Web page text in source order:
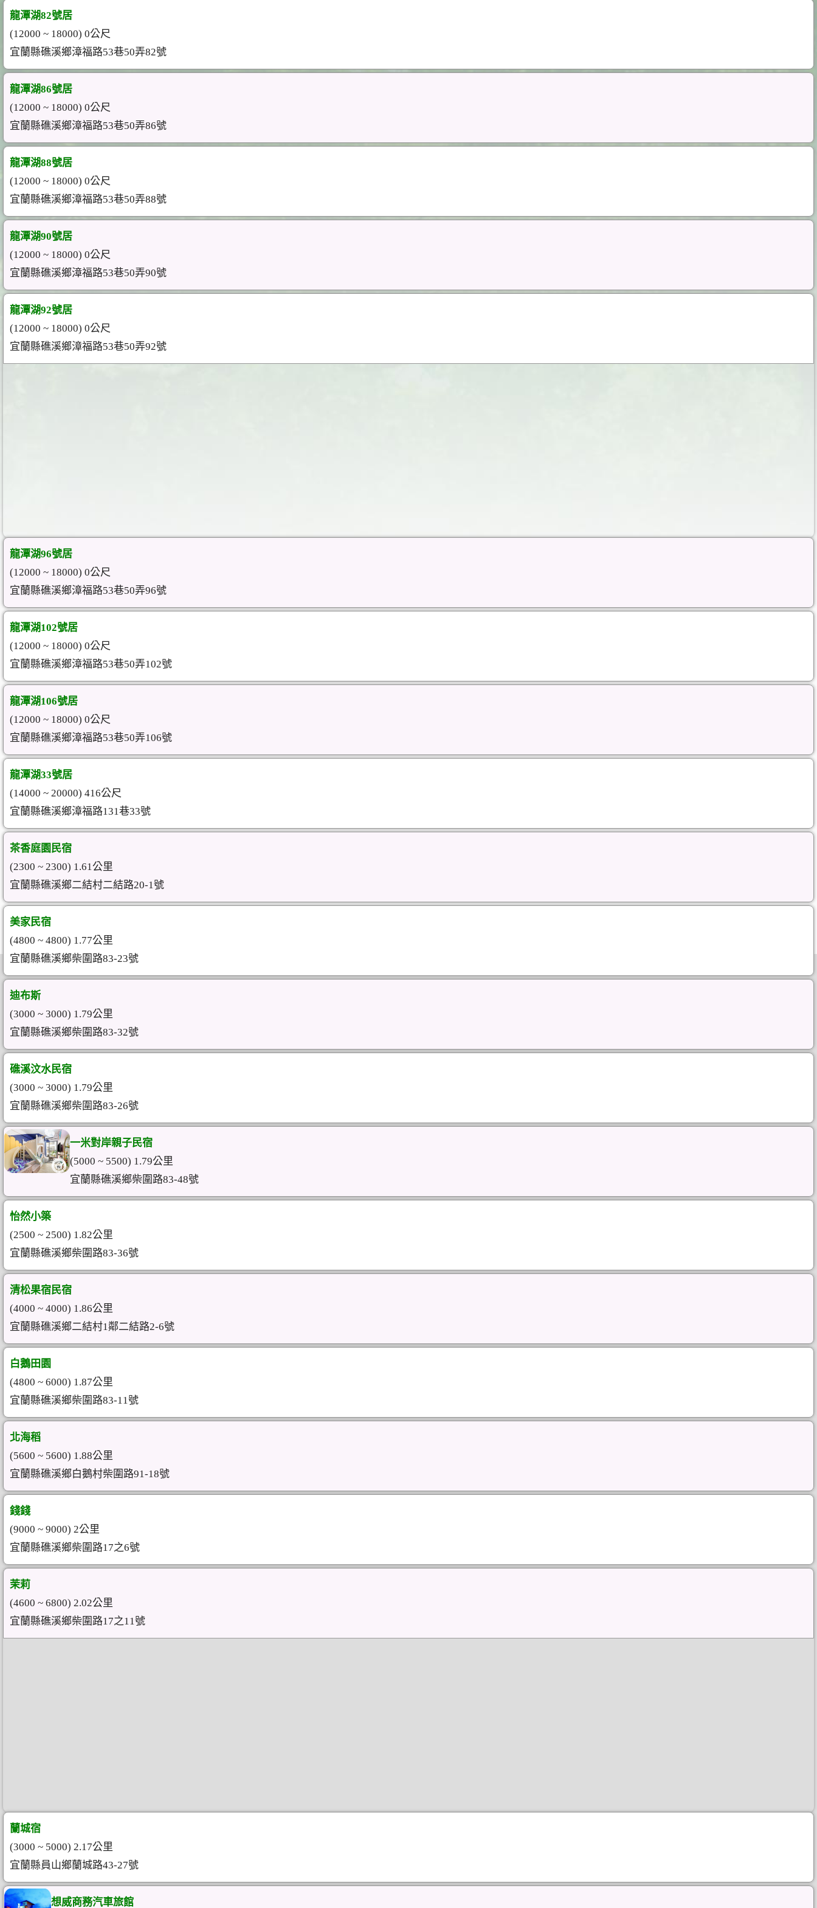
龍潭湖82號居
(12000 ~ 18000) 0公尺
宜蘭縣礁溪鄉漳福路53巷50弄82號
龍潭湖86號居
(12000 ~ 18000) 0公尺
宜蘭縣礁溪鄉漳福路53巷50弄86號
龍潭湖88號居
(12000 ~ 18000) 0公尺
宜蘭縣礁溪鄉漳福路53巷50弄88號
龍潭湖90號居
(12000 ~ 18000) 0公尺
宜蘭縣礁溪鄉漳福路53巷50弄90號
龍潭湖92號居
(12000 ~ 18000) 0公尺
宜蘭縣礁溪鄉漳福路53巷50弄92號
龍潭湖96號居
(12000 ~ 18000) 0公尺
宜蘭縣礁溪鄉漳福路53巷50弄96號
龍潭湖102號居
(12000 ~ 18000) 0公尺
宜蘭縣礁溪鄉漳福路53巷50弄102號
龍潭湖106號居
(12000 ~ 18000) 0公尺
宜蘭縣礁溪鄉漳福路53巷50弄106號
龍潭湖33號居
(14000 ~ 20000) 416公尺
宜蘭縣礁溪鄉漳福路131巷33號
茶香庭園民宿
(2300 ~ 2300) 1.61公里
宜蘭縣礁溪鄉二結村二結路20-1號
美家民宿
(4800 ~ 4800) 1.77公里
宜蘭縣礁溪鄉柴圍路83-23號
迪布斯
(3000 ~ 3000) 1.79公里
宜蘭縣礁溪鄉柴圍路83-32號
礁溪汶水民宿
(3000 ~ 3000) 1.79公里
宜蘭縣礁溪鄉柴圍路83-26號
一米對岸親子民宿
(5000 ~ 5500) 1.79公里
宜蘭縣礁溪鄉柴圍路83-48號
怡然小築
(2500 ~ 2500) 1.82公里
宜蘭縣礁溪鄉柴圍路83-36號
清松果宿民宿
(4000 ~ 4000) 1.86公里
宜蘭縣礁溪鄉二結村1鄰二結路2-6號
白鵝田園
(4800 ~ 6000) 1.87公里
宜蘭縣礁溪鄉柴圍路83-11號
北海稻
(5600 ~ 5600) 1.88公里
宜蘭縣礁溪鄉白鵝村柴圍路91-18號
錢錢
(9000 ~ 9000) 2公里
宜蘭縣礁溪鄉柴圍路17之6號
茉莉
(4600 ~ 6800) 2.02公里
宜蘭縣礁溪鄉柴圍路17之11號
蘭城宿
(3000 ~ 5000) 2.17公里
宜蘭縣員山鄉蘭城路43-27號
想威商務汽車旅館